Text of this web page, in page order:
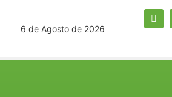
6 de Agosto de 2026